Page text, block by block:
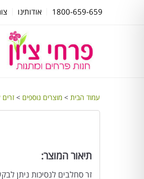
1800-659-659 אודותינו
עמוד הבית > מוצרים נוספים >
תיאור המוצר:
זר סחלבים לנסיכות ניתן